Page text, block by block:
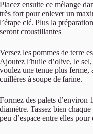
Placez ensuite ce mélange
très fort pour enlever un
l’étape clé. Plus la
seront croustillantes.
Versez les pommes de terre
Ajoutez l’huile d’olive, le
voulez une tenue plus ferme,
cuillères à soupe de farine.
Formez des palets d’environ
diamètre. Tassez bien
peu d’espace entre elles